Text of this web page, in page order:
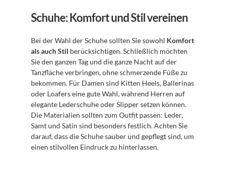
Schuhe: Komfort und Stil vereinen
Bei der Wahl der Schuhe sollten Sie sowohl Komfort
als auch Stil berücksichtigen. Schließlich möchten
Sie den ganzen Tag und die ganze Nacht auf der
Tanzfläche verbringen, ohne schmerzende Füße zu
bekommen. Für Damen sind Kitten Heels, Ballerinas
oder Loafers eine gute Wahl, während Herren auf
elegante Lederschuhe oder Slipper setzen können.
Die Materialien sollten zum Outfit passen: Leder,
Samt und Satin sind besonders festlich. Achten Sie
darauf, dass die Schuhe sauber und gepflegt sind, um
einen stilvollen Eindruck zu hinterlassen.